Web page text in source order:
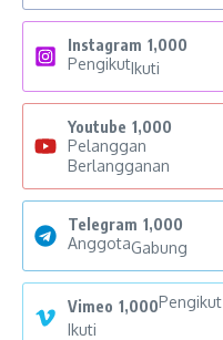
Instagram 1,000
PengikutIkuti
Youtube 1,000
Pelanggan
Berlangganan
Telegram 1,000
AnggotaGabung
Vimeo 1,000Pengikut
Ikuti